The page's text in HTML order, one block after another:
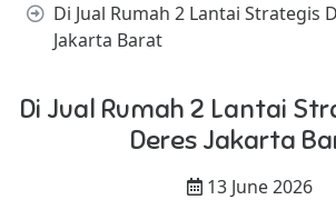
Di Jual Rumah 2 Lantai Strategis
Jakarta Barat
Di Jual Rumah 2 Lantai
Deres Jakarta
13 June 2026